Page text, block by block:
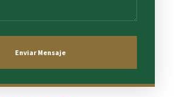
Enviar Mensaje